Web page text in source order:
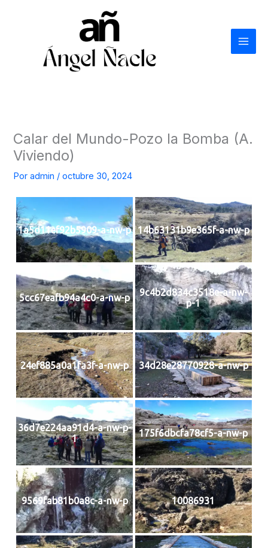
Calar del Mundo-Pozo la Bomba (A.
Viviendo)
Poradmin /octubre 30, 2024
1a5d11ef92b5909-a-nw-p 14b63131b9e365f-a-nw-p
5cc67eafb94a4c0-a-nw-p
9c4b2d834c3518e-a-nw-
p-1
24ef885a0a1fa3f-a-nw-p 34d28e28770928-a-nw-p
36d7e224aa91d4-a-nw-p-
1
175f6dbcfa78cf5-a-nw-p
9569fab81b0a8c-a-nw-p 10086931